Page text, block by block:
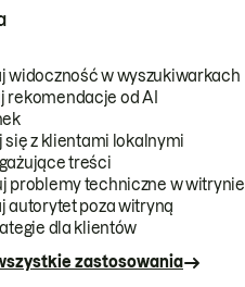
widoczność w wyszukiwarkach
rekomendacje od AI
się z klientami lokalnymi
treści
problemy techniczne w witrynie
autorytet poza witryną
dla klientów
zastosowania